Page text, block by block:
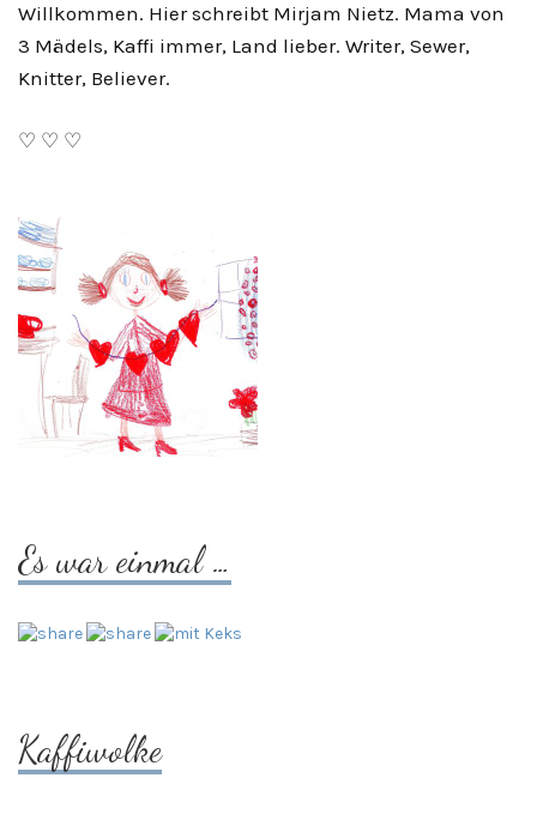
Willkommen. Hier schreibt Mirjam Nietz. Mama von
3 Mädels, Kaffi immer, Land lieber. Writer, Sewer,
Knitter, Believer.
♡ ♡ ♡
Es war einmal …
Kaffiwolke